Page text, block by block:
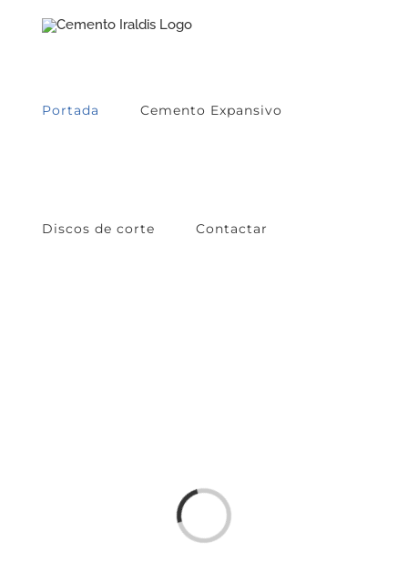
Portada Cemento Expansivo
Discos de corte Contactar
Loading...